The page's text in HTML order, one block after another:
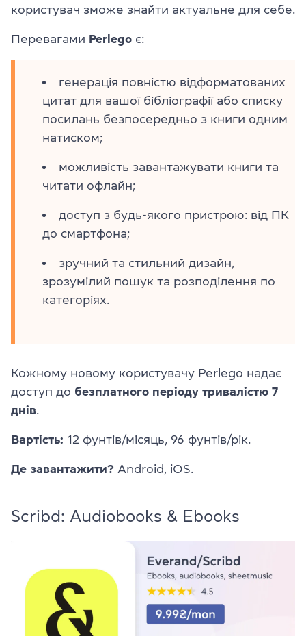
користувач зможе знайти актуальне для себе.
Перевагами Perlego є:
генерація повністю відформатованих
цитат для вашої бібліографії або списку
посилань безпосередньо з книги одним
натиском;
можливість завантажувати книги та
читати офлайн;
доступ з будь-якого пристрою: від ПК
до смартфона;
зручний та стильний дизайн,
зрозумілий пошук та розподілення по
категоріях.
Кожному новому користувачу Perlego надає
доступ до безплатного періоду тривалістю 7
днів.
Вартість: 12 фунтів/місяць, 96 фунтів/рік.
Де завантажити? Android, iOS.
Scribd: Audiobooks & Ebooks